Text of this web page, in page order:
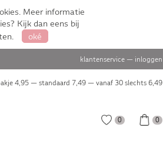
Meer informatie
Kijk dan eens bij
oké
klantenservice — inloggen
4,95 — standaard 7,49 — vanaf 30 slechts 6,49
0 0